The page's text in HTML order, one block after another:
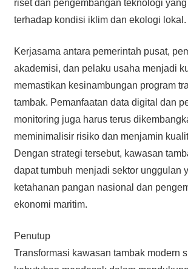
riset dan pengembangan teknologi
terhadap kondisi iklim dan ekologi lokal.
Kerjasama antara pemerintah pusat,
akademisi, dan pelaku usaha menjadi
memastikan kesinambungan program
tambak. Pemanfaatan data digital dan
monitoring juga harus terus
meminimalisir risiko dan menjamin
Dengan strategi tersebut, kawasan
dapat tumbuh menjadi sektor unggulan
ketahanan pangan nasional dan
ekonomi maritim.
Penutup
Transformasi kawasan tambak modern